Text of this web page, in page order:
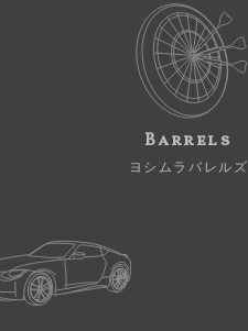
Barrels
ヨシムラバレルズ